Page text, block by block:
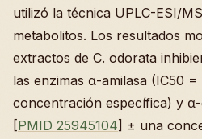
utilizó la técnica UPLC-ESI/
metabolitos. Los resultados
extractos de C. odorata
las enzimas α-amilasa (IC50
concentración específica) y α-
[PMID 25945104] ± una